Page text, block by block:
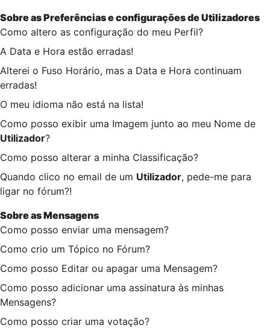
Sobre asPreferências e configurações de Utilizadores
Como altero as configuração do meu Perfil?
A Data e Hora estão erradas!
Alterei o Fuso Horário, mas a Data e Hora continuam
erradas!
O meu idioma não está na lista!
Como posso exibir uma Imagem junto ao meu Nome de
Utilizador?
Como posso alterar a minha Classificação?
Quando clico no email de um Utilizador, pede-me para
ligar no fórum?!
Sobre asMensagens
Como posso enviar uma mensagem?
Como crio um Tópico no Fórum?
Como posso Editar ou apagar uma Mensagem?
Como posso adicionar uma assinatura às minhas
Mensagens?
Como posso criar uma votação?